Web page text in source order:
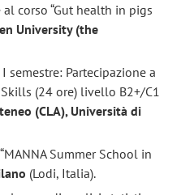
corso “Gut health in pigs
University (the
semestre: Partecipazione a
(24 ore) livello B2+/C1
(CLA), Università di
Summer School in
(Lodi, Italia).